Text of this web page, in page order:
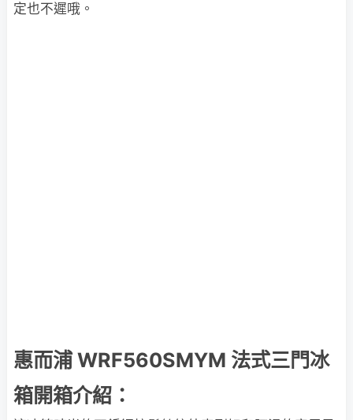
定也不遲哦。
惠而浦 WRF560SMYM 法式三門冰
箱開箱介紹：